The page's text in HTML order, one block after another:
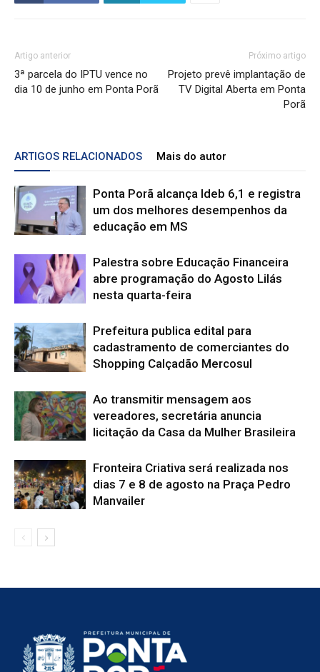
Artigo anterior
3ª parcela do IPTU vence no
dia 10 de junho em Ponta Porã
Próximo artigo
Projeto prevê implantação de
TV Digital Aberta em Ponta
Porã
ARTIGOS RELACIONADOS Mais do autor
Ponta Porã alcança Ideb 6,1 e registra
um dos melhores desempenhos da
educação em MS
Palestra sobre Educação Financeira
abre programação do Agosto Lilás
nesta quarta-feira
Prefeitura publica edital para
cadastramento de comerciantes do
Shopping Calçadão Mercosul
Ao transmitir mensagem aos
vereadores, secretária anuncia
licitação da Casa da Mulher Brasileira
Fronteira Criativa será realizada nos
dias 7 e 8 de agosto na Praça Pedro
Manvailer